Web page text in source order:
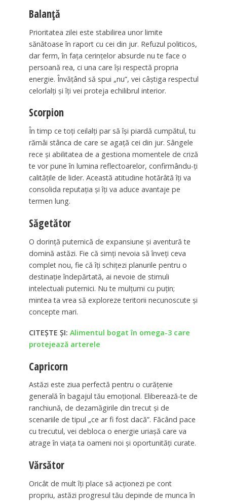
Balanță
Prioritatea zilei este stabilirea unor limite
sănătoase în raport cu cei din jur. Refuzul politicos,
dar ferm, în fața cerințelor absurde nu te face o
persoană rea, ci una care își respectă propria
energie. Învățând să spui „nu”, vei câștiga respectul
celorlalți și îți vei proteja echilibrul interior.
Scorpion
În timp ce toți ceilalți par să își piardă cumpătul, tu
rămâi stânca de care se agață cei din jur. Sângele
rece și abilitatea de a gestiona momentele de criză
te vor pune în lumina reflectoarelor, confirmându-ți
calitățile de lider. Această atitudine hotărâtă îți va
consolida reputația și îți va aduce avantaje pe
termen lung.
Săgetător
O dorință puternică de expansiune și aventură te
domină astăzi. Fie că simți nevoia să înveți ceva
complet nou, fie că îți schițezi planurile pentru o
destinație îndepărtată, ai nevoie de stimuli
intelectuali puternici. Nu te mulțumi cu puțin;
mintea ta vrea să exploreze teritorii necunoscute și
concepte mari.
CITEȘTE ȘI: Alimentul bogat în omega-3 care
protejează arterele
Capricorn
Astăzi este ziua perfectă pentru o curățenie
generală în bagajul tău emoțional. Eliberează-te de
ranchiună, de dezamăgirile din trecut și de
scenariile de tipul „ce ar fi fost dacă”. Făcând pace
cu trecutul, vei debloca o energie uriașă care va
atrage în viața ta oameni noi și oportunități curate.
Vărsător
Oricât de mult îți place să acționezi pe cont
propriu, astăzi progresul tău depinde de munca în